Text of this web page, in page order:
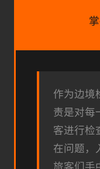
作为边境
责是对每
客进行检
在问题，
旅客们手